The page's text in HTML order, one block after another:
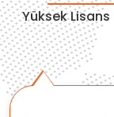
İrlanda
İsviçre
Polonya
Yüksek Lisans